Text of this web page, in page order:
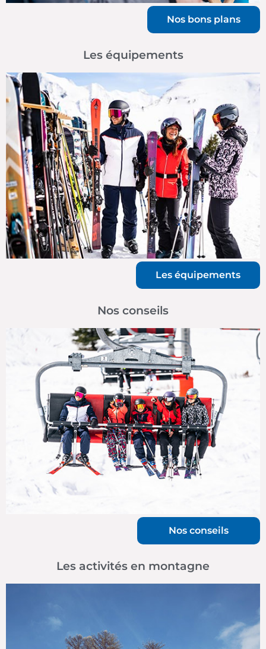
Nos bons plans
Les équipements
Les équipements
Nos conseils
Nos conseils
Les activités en montagne